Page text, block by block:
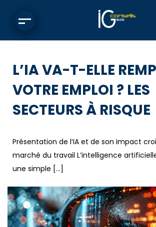
L’IA VA-T-ELLE
VOTRE EMPLOI ? LES
SECTEURS À RISQUE
Présentation de l’IA et de son impact
marché du travail L’intelligence
une simple […]